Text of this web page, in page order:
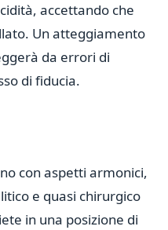
accettando che
Un atteggiamento
da errori di
di fiducia.
con aspetti armonici,
e quasi chirurgico
in una posizione di